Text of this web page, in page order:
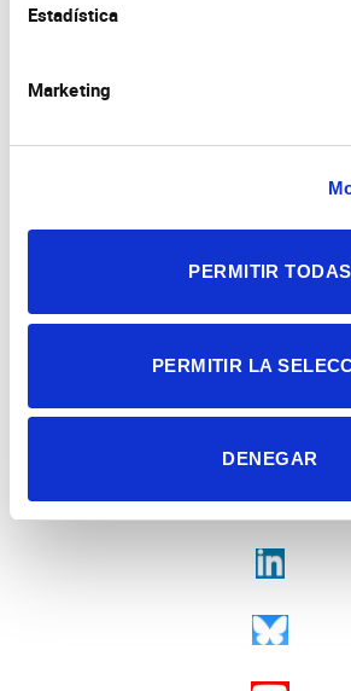
Estadística
Marketing
PERMITIR TODAS
PERMITIR LA
DENEGAR
Campus de San Juan | Sant Joan
Fax + 34 965 91 95 61